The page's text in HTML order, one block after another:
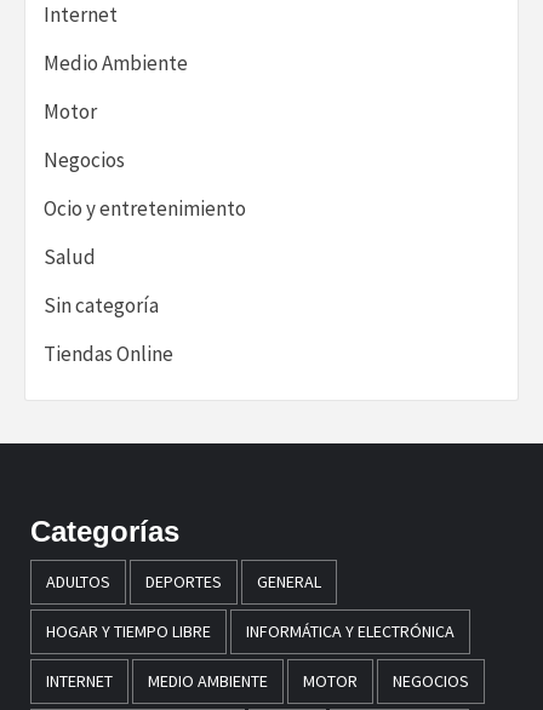
Internet
Medio Ambiente
Motor
Negocios
Ocio y entretenimiento
Salud
Sin categoría
Tiendas Online
Categorías
ADULTOS DEPORTES GENERAL
HOGAR Y TIEMPO LIBRE INFORMÁTICA Y ELECTRÓNICA
INTERNET MEDIO AMBIENTE MOTOR NEGOCIOS